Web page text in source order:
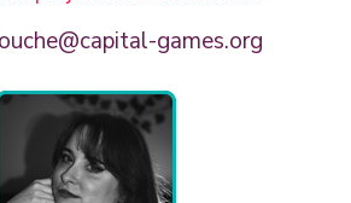
games.org